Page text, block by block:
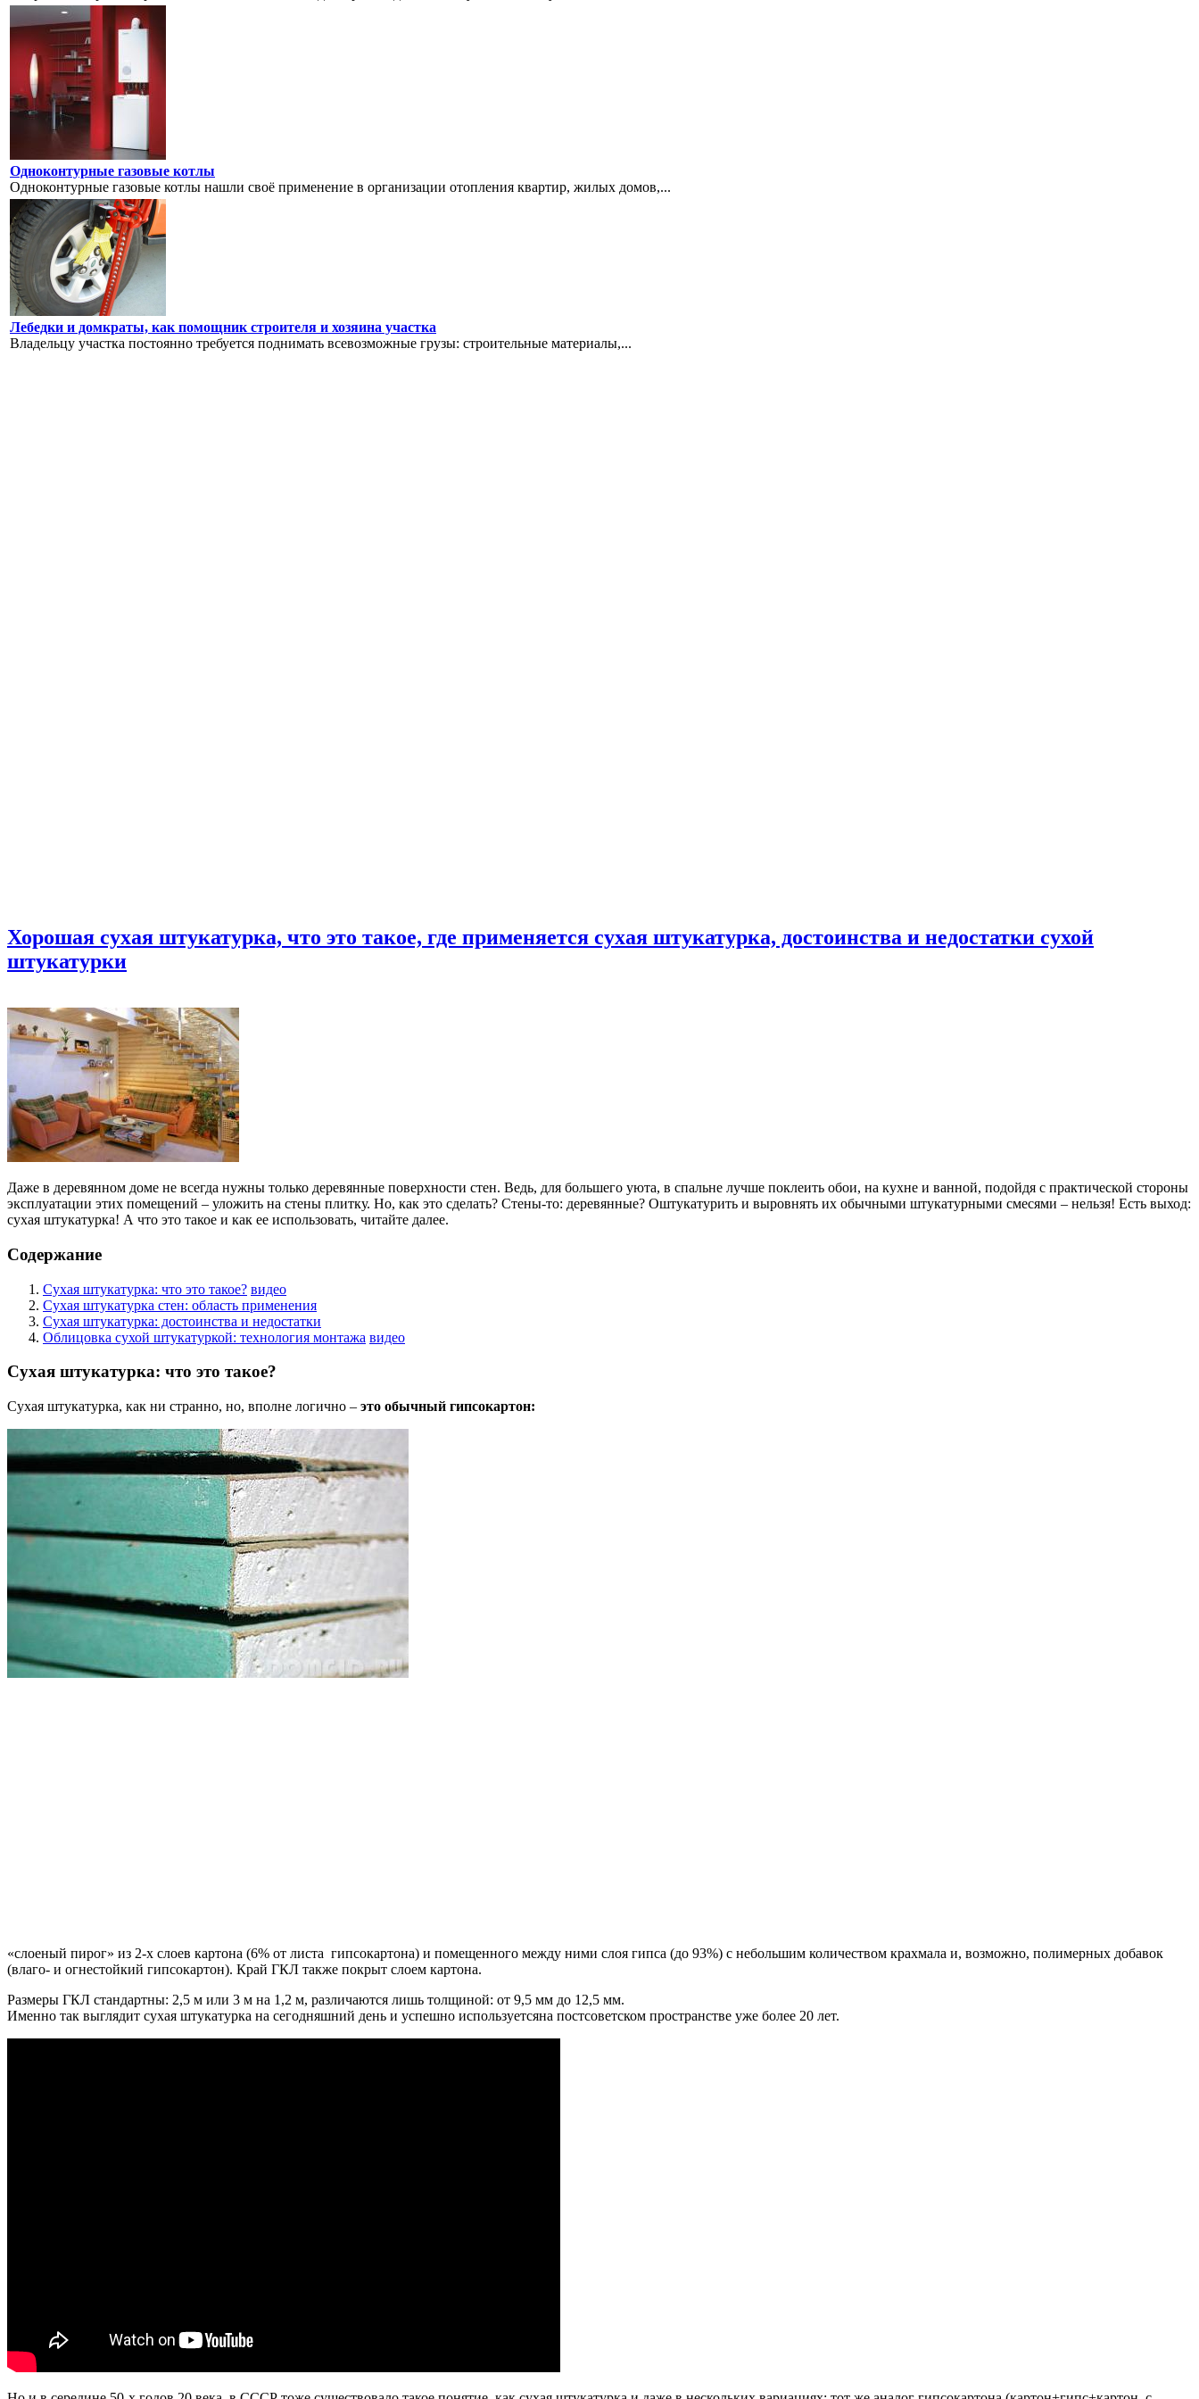
Одноконтурные газовые котлы
Одноконтурные газовые котлы нашли своё применение в организации отопления квартир, жилых домов,...
Лебедки и домкраты, как помощник строителя и хозяина участка
Владельцу участка постоянно требуется поднимать всевозможные грузы: строительные материалы,...
Хорошая сухая штукатурка, что это такое, где применяется сухая штукатурка, достоинства и недостатки сухой
штукатурки
Даже в деревянном доме не всегда нужны только деревянные поверхности стен. Ведь, для большего уюта, в спальне лучше поклеить обои, на кухне и ванной, подойдя с практической стороны
эксплуатации этих помещений – уложить на стены плитку. Но, как это сделать? Стены-то: деревянные? Оштукатурить и выровнять их обычными штукатурными смесями – нельзя! Есть выход:
сухая штукатурка! А что это такое и как ее использовать, читайте далее.
Содержание
Сухая штукатурка: что это такое? видео
Сухая штукатурка стен: область применения
Сухая штукатурка: достоинства и недостатки
Облицовка сухой штукатуркой: технология монтажа видео
Сухая штукатурка: что это такое?
Сухая штукатурка, как ни странно, но, вполне логично – это обычный гипсокартон:
«слоеный пирог» из 2-х слоев картона (6% от листа гипсокартона) и помещенного между ними слоя гипса (до 93%) с небольшим количеством крахмала и, возможно, полимерных добавок
(влаго- и огнестойкий гипсокартон). Край ГКЛ также покрыт слоем картона.
Размеры ГКЛ стандартны: 2,5 м или 3 м на 1,2 м, различаются лишь толщиной: от 9,5 мм до 12,5 мм.
Именно так выглядит сухая штукатурка на сегодняшний день и успешно используетсяна постсоветском пространстве уже более 20 лет.